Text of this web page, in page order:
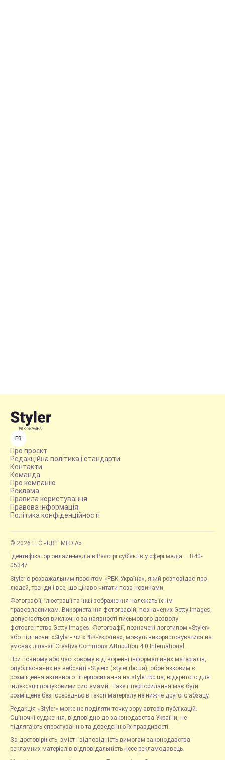
FB
Про проєкт
Редакційна політика і стандарти
Контакти
Команда
Про компанію
Реклама
Правила користування
Правова інформація
Політика конфіденційності
© 2026 LLC «UBT MEDIA»
Ідентифікатор онлайн-медіа в Реєстрі суб’єктів у сфері медіа — R40-
05347
Styler є розважальним проєктом «РБК-Україна», який розповідає про
людей, тренди і все, що цікаво читати поза новинами.
Фотографії, ілюстрації та інші зображення належать їхнім
правовласникам. Використання фотографій, позначених Getty Images,
допускається виключно за наявності письмового дозволу
фотоагентства Getty Images. Фотографії, позначені логотипом «Styler»
або підписані «Styler» чи «РБК-Україна», можуть використовуватися на
умовах ліцензії Creative Commons Attribution 4.0 International.
При повному або частковому відтворенні інформаційних матеріалів,
опублікованих на вебсайті «Styler» (styler.rbc.ua), обов'язковим є
розміщення активного гіперпосилання на styler.rbc.ua, відкритого для
індексації пошуковими системами. Таке гіперпосилання має бути
розміщене безпосередньо в тексті матеріалу не нижче другого абзацу.
Редакція «Styler» може не поділяти точку зору авторів публікацій.
Оціночні судження, відповідно до законодавства України, не
підлягають спростуванню та доведенню їх правдивості.
За достовірність, зміст і відповідність вимогам законодавства
рекламних матеріалів відповідальність несе рекламодавець.